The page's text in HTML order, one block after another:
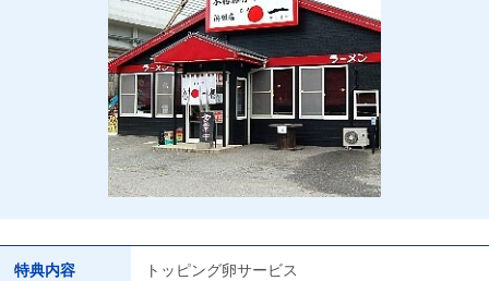
特典内容 トッピング卵サービス